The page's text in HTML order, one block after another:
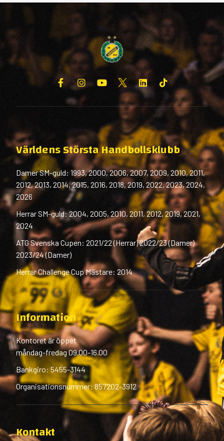
Världens Största Handbollsklubb
Damer SM-guld: 1993, 2000, 2006, 2007, 2009, 2010, 2011,
2012, 2013, 2014, 2015, 2016, 2018, 2019, 2022, 2023, 2024,
2026
Herrar SM-guld: 2004, 2005, 2010, 2011, 2012, 2019, 2021,
2024
ATG Svenska Cupen: 2021/22 (Herrar) 2022/23 (Damer)
2023/24 (Damer)
Herrar Challenge Cup Mästare: 2014
Information
Kontoret är öppet
måndag-fredag 09.00-16.00
Bankgiro: 5455-3144
Organisationsnummer: 857202-3912
Kontakt